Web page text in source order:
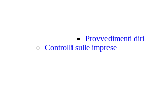
Provvedimenti
Controlli sulle imprese